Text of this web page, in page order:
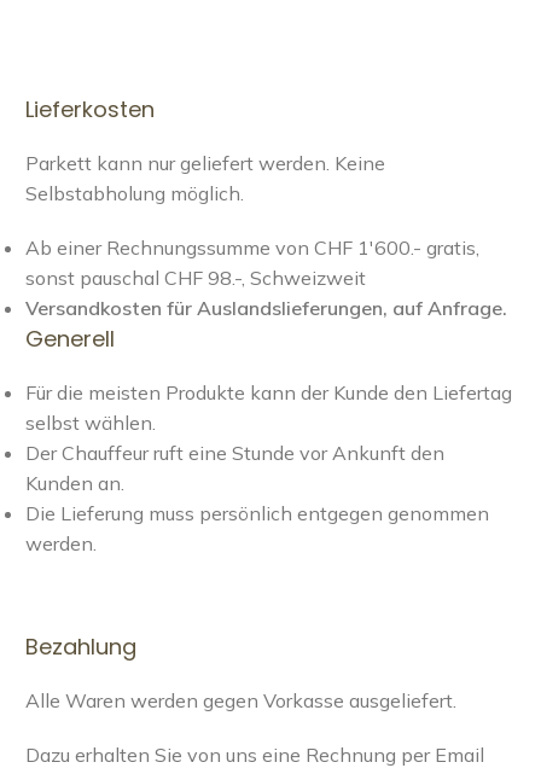
Lieferkosten
Parkett kann nur geliefert werden. Keine
Selbstabholung möglich.
Ab einer Rechnungssumme von CHF 1'600.- gratis,
sonst pauschal CHF 98.-, Schweizweit
Versandkosten für Auslandslieferungen, auf Anfrage.
Generell
Für die meisten Produkte kann der Kunde den Liefertag
selbst wählen.
Der Chauffeur ruft eine Stunde vor Ankunft den
Kunden an.
Die Lieferung muss persönlich entgegen genommen
werden.
Bezahlung
Alle Waren werden gegen Vorkasse ausgeliefert.
Dazu erhalten Sie von uns eine Rechnung per Email